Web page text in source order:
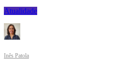
Atualidade
Inês Patola